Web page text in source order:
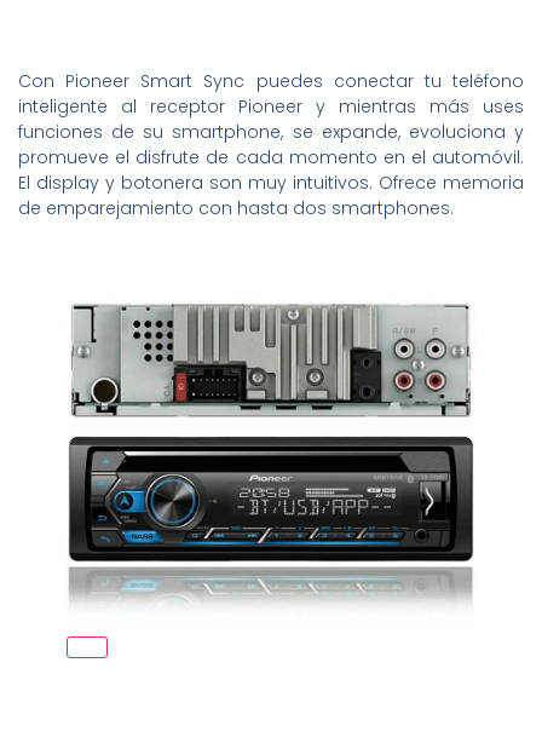
Con Pioneer Smart Sync puedes conectar tu teléfono
inteligente al receptor Pioneer y mientras más uses
funciones de su smartphone, se expande, evoluciona y
promueve el disfrute de cada momento en el automóvil.
El display y botonera son muy intuitivos. Ofrece memoria
de emparejamiento con hasta dos smartphones.